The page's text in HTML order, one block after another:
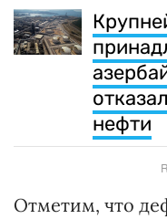
нефти
Отметим, что